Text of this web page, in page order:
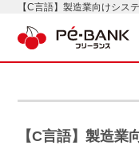
【C言語】製造業向けシス
【C言語】製造